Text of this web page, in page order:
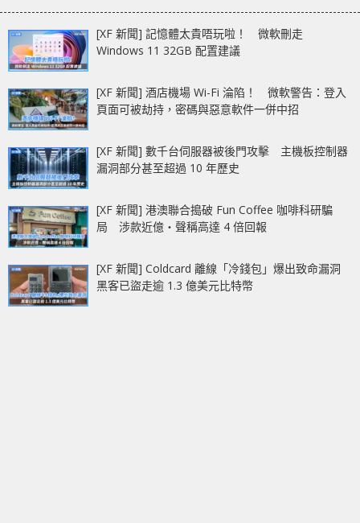
[XF 新聞] 記憶體太貴唔玩啦！ 微軟刪走
Windows 11 32GB 配置建議
[XF 新聞] 酒店機場 Wi-Fi 淪陷！ 微軟警告：登入
頁面可被劫持，密碼與惡意軟件一併中招
[XF 新聞] 數千台伺服器被後門攻擊 主機板控制器
漏洞部分甚至超過 10 年歷史
[XF 新聞] 港澳聯合搗破 Fun Coffee 咖啡科研騙
局 涉款近億‧聲稱高達 4 倍回報
[XF 新聞] Coldcard 離線「冷錢包」爆出致命漏洞
黑客已盜走逾 1.3 億美元比特幣